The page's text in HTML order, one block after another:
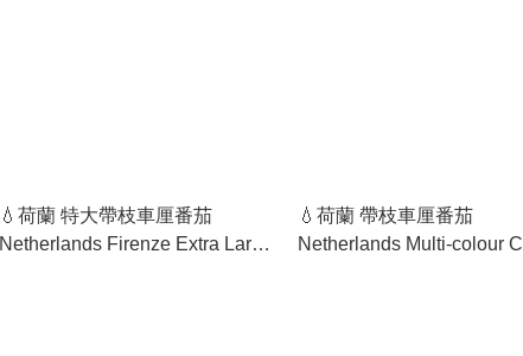
💧荷蘭 特大帶枝車厘番茄
Netherlands Firenze Extra Large
💧荷蘭 帶枝車厘番茄
Netherlands Multi-colour